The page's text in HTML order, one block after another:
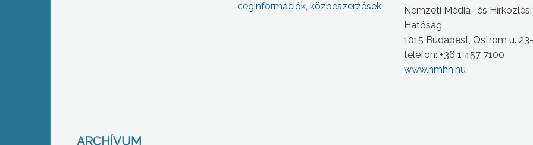
céginformációk, közbeszerzések
Nemzeti Média- és Hírközlési
Hatóság
1015 Budapest, Ostrom u.
telefon: +36 1 457 7100
www.nmhh.hu
ARCHÍVUM